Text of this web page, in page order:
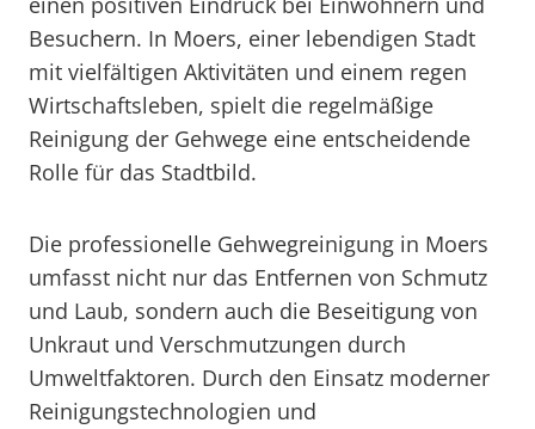
Besuchern. In Moers, einer lebendigen Stadt
mit vielfältigen Aktivitäten und einem regen
Wirtschaftsleben, spielt die regelmäßige
Reinigung der Gehwege eine entscheidende
Rolle für das Stadtbild.
Die professionelle Gehwegreinigung in Moers
umfasst nicht nur das Entfernen von Schmutz
und Laub, sondern auch die Beseitigung von
Unkraut und Verschmutzungen durch
Umweltfaktoren. Durch den Einsatz moderner
Reinigungstechnologien und